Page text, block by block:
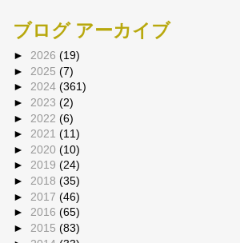
ブログ アーカイブ
► 2026 (19)
► 2025 (7)
► 2024 (361)
► 2023 (2)
► 2022 (6)
► 2021 (11)
► 2020 (10)
► 2019 (24)
► 2018 (35)
► 2017 (46)
► 2016 (65)
► 2015 (83)